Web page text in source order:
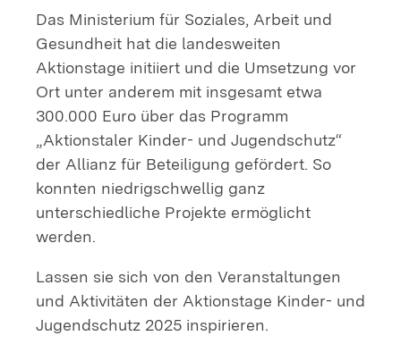
Das Ministerium für Soziales, Arbeit und
Gesundheit hat die landesweiten
Aktionstage initiiert und die Umsetzung vor
Ort unter anderem mit insgesamt etwa
300.000 Euro über das Programm
„Aktionstaler Kinder- und Jugendschutz“
der Allianz für Beteiligung gefördert. So
konnten niedrigschwellig ganz
unterschiedliche Projekte ermöglicht
werden.
Lassen sie sich von den Veranstaltungen
und Aktivitäten der Aktionstage Kinder- und
Jugendschutz 2025 inspirieren.